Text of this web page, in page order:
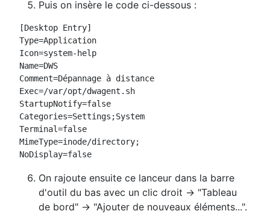
Puis on insère le code ci-dessous :
[Desktop Entry]
Type=Application
Icon=system-help
Name=DWS
Comment=Dépannage à distance
Exec=/var/opt/dwagent.sh
StartupNotify=false
Categories=Settings;System
Terminal=false
MimeType=inode/directory;
NoDisplay=false
On rajoute ensuite ce lanceur dans la barre
d'outil du bas avec un clic droit -> "Tableau
de bord" -> "Ajouter de nouveaux éléments...".